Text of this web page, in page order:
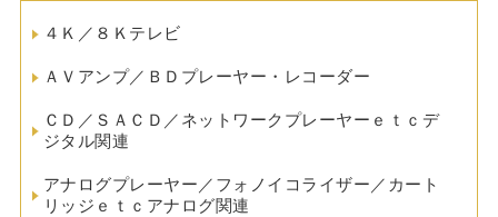
４Ｋ／８Ｋテレビ
ＡＶアンプ／ＢＤプレーヤー・レコーダー
ＣＤ／ＳＡＣＤ／ネットワークプレーヤーｅｔｃデ
ジタル関連
アナログプレーヤー／フォノイコライザー／カート
リッジｅｔｃアナログ関連